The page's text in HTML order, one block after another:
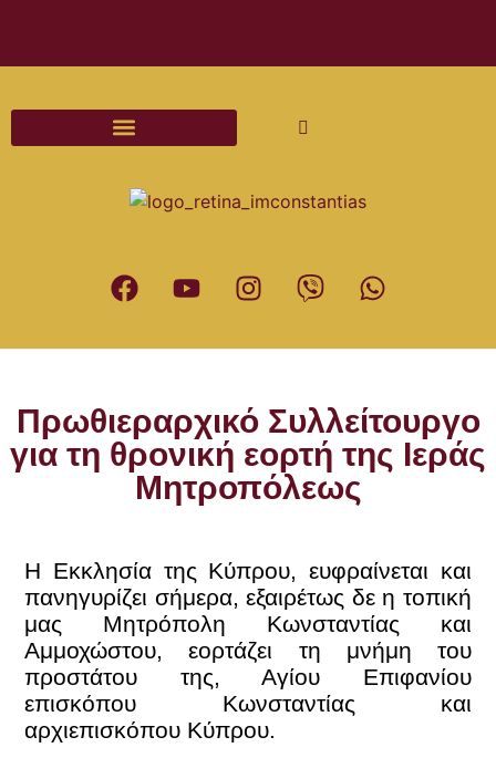
Πρωθιεραρχικό Συλλείτουργο
για τη θρονική εορτή της Ιεράς
Μητροπόλεως
Η Εκκλησία της Κύπρου, ευφραίνεται και
πανηγυρίζει σήμερα, εξαιρέτως δε η τοπική
μας Μητρόπολη Κωνσταντίας και
Αμμοχώστου, εορτάζει τη μνήμη του
προστάτου της, Αγίου Επιφανίου
επισκόπου Κωνσταντίας και
αρχιεπισκόπου Κύπρου.